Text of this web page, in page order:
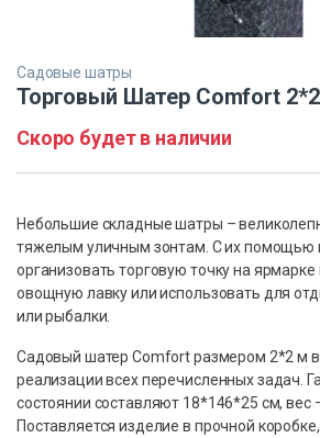
Садовые шатры
Торговый Шатер Comfort 2*2
Скоро будет в наличии
Небольшие складные шатры –
тяжелым уличным зонтам. С их помощью
организовать торговую точку на
овощную лавку или использовать для
или рыбалки.
Садовый шатер Comfort размером 2*2 м
реализации всех перечисленных задач.
состоянии составляют 18*146*25 см, вес –
Поставляется изделие в прочной